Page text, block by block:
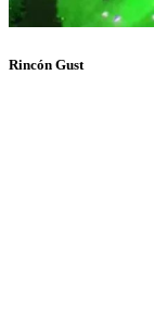
Rincón Gust